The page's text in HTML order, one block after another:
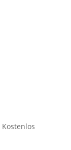
Kostenlos